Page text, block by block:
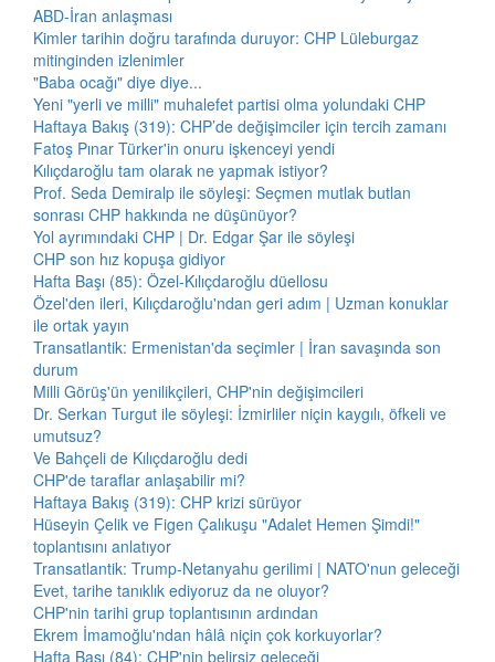
ABD-İran anlaşması
Kimler tarihin doğru tarafında duruyor: CHP Lüleburgaz
mitinginden izlenimler
"Baba ocağı" diye diye...
Yeni "yerli ve milli" muhalefet partisi olma yolundaki CHP
Haftaya Bakış (319): CHP’de değişimciler için tercih zamanı
Fatoş Pınar Türker'in onuru işkenceyi yendi
Kılıçdaroğlu tam olarak ne yapmak istiyor?
Prof. Seda Demiralp ile söyleşi: Seçmen mutlak butlan
sonrası CHP hakkında ne düşünüyor?
Yol ayrımındaki CHP | Dr. Edgar Şar ile söyleşi
CHP son hız kopuşa gidiyor
Hafta Başı (85): Özel-Kılıçdaroğlu düellosu
Özel'den ileri, Kılıçdaroğlu'ndan geri adım | Uzman konuklar
ile ortak yayın
Transatlantik: Ermenistan'da seçimler | İran savaşında son
durum
Milli Görüş'ün yenilikçileri, CHP'nin değişimcileri
Dr. Serkan Turgut ile söyleşi: İzmirliler niçin kaygılı, öfkeli ve
umutsuz?
Ve Bahçeli de Kılıçdaroğlu dedi
CHP'de taraflar anlaşabilir mi?
Haftaya Bakış (319): CHP krizi sürüyor
Hüseyin Çelik ve Figen Çalıkuşu "Adalet Hemen Şimdi!"
toplantısını anlatıyor
Transatlantik: Trump-Netanyahu gerilimi | NATO'nun geleceği
Evet, tarihe tanıklık ediyoruz da ne oluyor?
CHP'nin tarihi grup toplantısının ardından
Ekrem İmamoğlu'ndan hâlâ niçin çok korkuyorlar?
Hafta Başı (84): CHP'nin belirsiz geleceği